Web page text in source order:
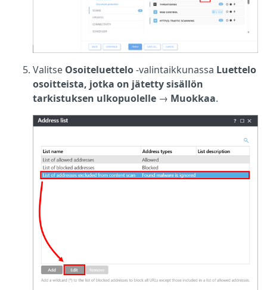
Valitse Osoiteluettelo-valintaikkunassa Luettelo
osoitteista, jotka on jätetty sisällön
tarkistuksen ulkopuolelle → Muokkaa.